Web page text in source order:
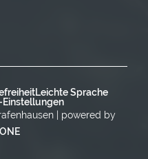
Uhr
Leichte Sprache
| powered by